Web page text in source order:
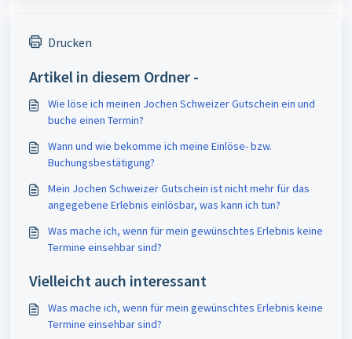
Drucken
Artikel in diesem Ordner -
Wie löse ich meinen Jochen Schweizer Gutschein ein und
buche einen Termin?
Wann und wie bekomme ich meine Einlöse- bzw.
Buchungsbestätigung?
Mein Jochen Schweizer Gutschein ist nicht mehr für das
angegebene Erlebnis einlösbar, was kann ich tun?
Was mache ich, wenn für mein gewünschtes Erlebnis keine
Termine einsehbar sind?
Vielleicht auch interessant
Was mache ich, wenn für mein gewünschtes Erlebnis keine
Termine einsehbar sind?